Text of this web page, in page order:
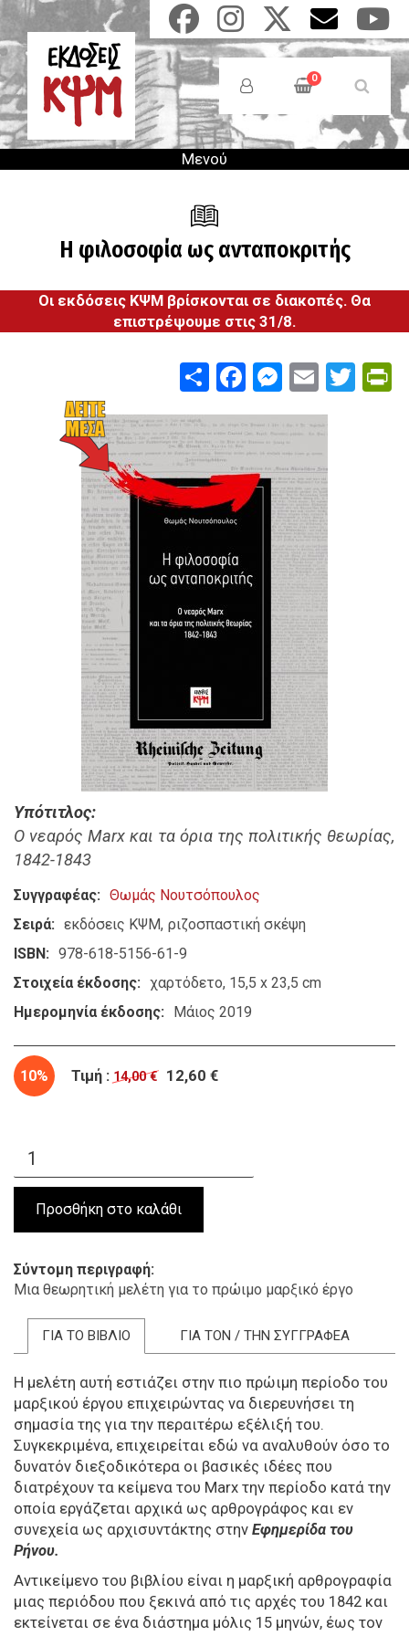
Παράκαμψη
προς
το
κυρίως
περιεχόμενο
Anonymous
Users
Menu
0
Μενού
Η φιλοσοφία ως ανταποκριτής
Οι εκδόσεις ΚΨΜ βρίσκονται σε διακοπές. Θα
επιστρέψουμε στις 31/8.
ShareFacebook
Email
Υπότιτλος
Ο νεαρός Marx και τα όρια της πολιτικής θεωρίας,
1842-1843
Συγγραφέας
Θωμάς Νουτσόπουλος
Σειρά
εκδόσεις ΚΨΜ ριζοσπαστική σκέψη
ISBN
978-618-5156-61-9
Στοιχεία έκδοσης
χαρτόδετο, 15,5 x 23,5 cm
Ημερομηνία έκδοσης
Μάιος 2019
10% Τιμή : 14,00 € 12,60 €
Σύντομη περιγραφή
Μια θεωρητική μελέτη για το πρώιμο μαρξικό έργο
ΓΙΑ ΤΟ ΒΙΒΛΙΟ ΓΙΑ ΤΟΝ / ΤΗΝ ΣΥΓΓΡΑΦΕΑ
Η μελέτη αυτή εστιάζει στην πιο πρώιμη περίοδο του
μαρξικού έργου επιχειρώντας να διερευνήσει τη
σημασία της για την περαιτέρω εξέλιξή του.
Συγκεκριμένα, επιχειρείται εδώ να αναλυθούν όσο το
δυνατόν διεξοδικότερα οι βασικές ιδέες που
διατρέχουν τα κείμενα του Marx την περίοδο κατά την
οποία εργάζεται αρχικά ως αρθρογράφος και εν
συνεχεία ως αρχισυντάκτης στην Εφημερίδα του
Ρήνου.
Αντικείμενο του βιβλίου είναι η μαρξική αρθρογραφία
μιας περιόδου που ξεκινά από τις αρχές του 1842 και
εκτείνεται σε ένα διάστημα μόλις 15 μηνών, έως τον